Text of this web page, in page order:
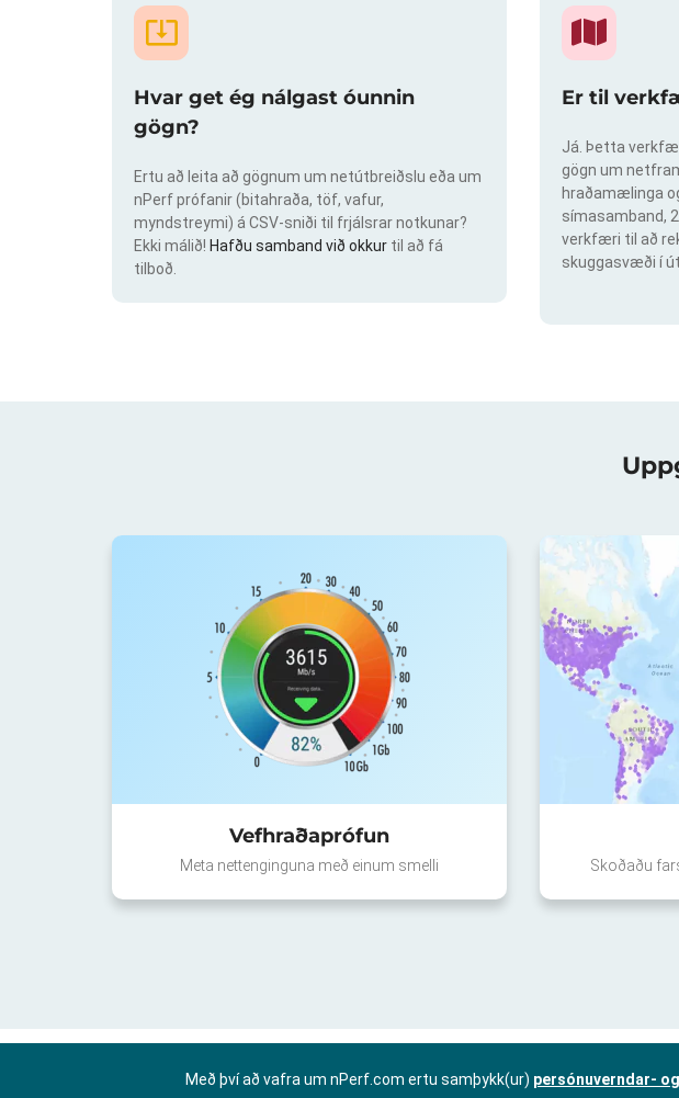
Hvar get ég nálgast óunnin
gögn?
Ertu að leita að gögnum um netútbreiðslu eða um
nPerf prófanir (bitahraða, töf, vafur,
myndstreymi) á CSV-sniði til frjálsrar notkunar?
Ekki málið! Hafðu samband við okkur til að fá
tilboð.
Er til
Já. Þetta
gögn um
hraðamælinga
símasamband,
verkfæri til að
skuggasvæði í
Vefhraðaprófun
Meta nettenginguna með einum smelli Skoðaðu
Með því að vafra um nPerf.com ertu samþykk(ur) persónuverndar-